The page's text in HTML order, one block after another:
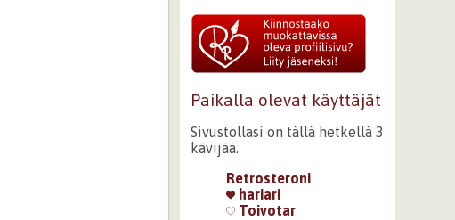
Paikalla olevat käyttäjät
Sivustollasi on tällä hetkellä 3
kävijää.
Retrosteroni
hariari
Toivotar